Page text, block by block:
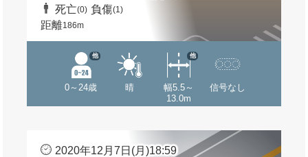
死亡(0) 負傷(1)
距離186m
0～24歳
他
晴
幅5.5～
13.0m
他
信号なし
2020年12月7日(月)18:59